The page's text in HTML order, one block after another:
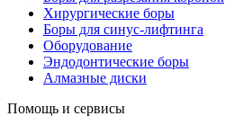
Хирургические боры
Боры для синус-лифтинга
Оборудование
Эндодонтические боры
Алмазные диски
Помощь и сервисы